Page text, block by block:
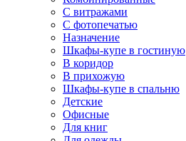
С витражами
С фотопечатью
Назначение
Шкафы-купе в гостиную
В коридор
В прихожую
Шкафы-купе в спальню
Детские
Офисные
Для книг